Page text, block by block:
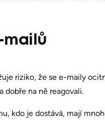
mailů
riziko, že se e-maily
na ně reagovali.
kdo je dostává, mají